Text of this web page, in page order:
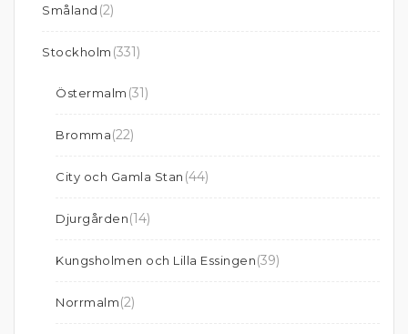
Småland (2)
Stockholm (331)
Östermalm (31)
Bromma(22)
City och Gamla Stan (44)
Djurgården(14)
Kungsholmen och Lilla Essingen(39)
Norrmalm(2)